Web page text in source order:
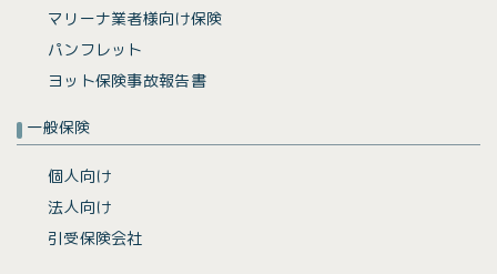
マリーナ業者様向け保険
パンフレット
ヨット保険事故報告書
一般保険
個人向け
法人向け
引受保険会社